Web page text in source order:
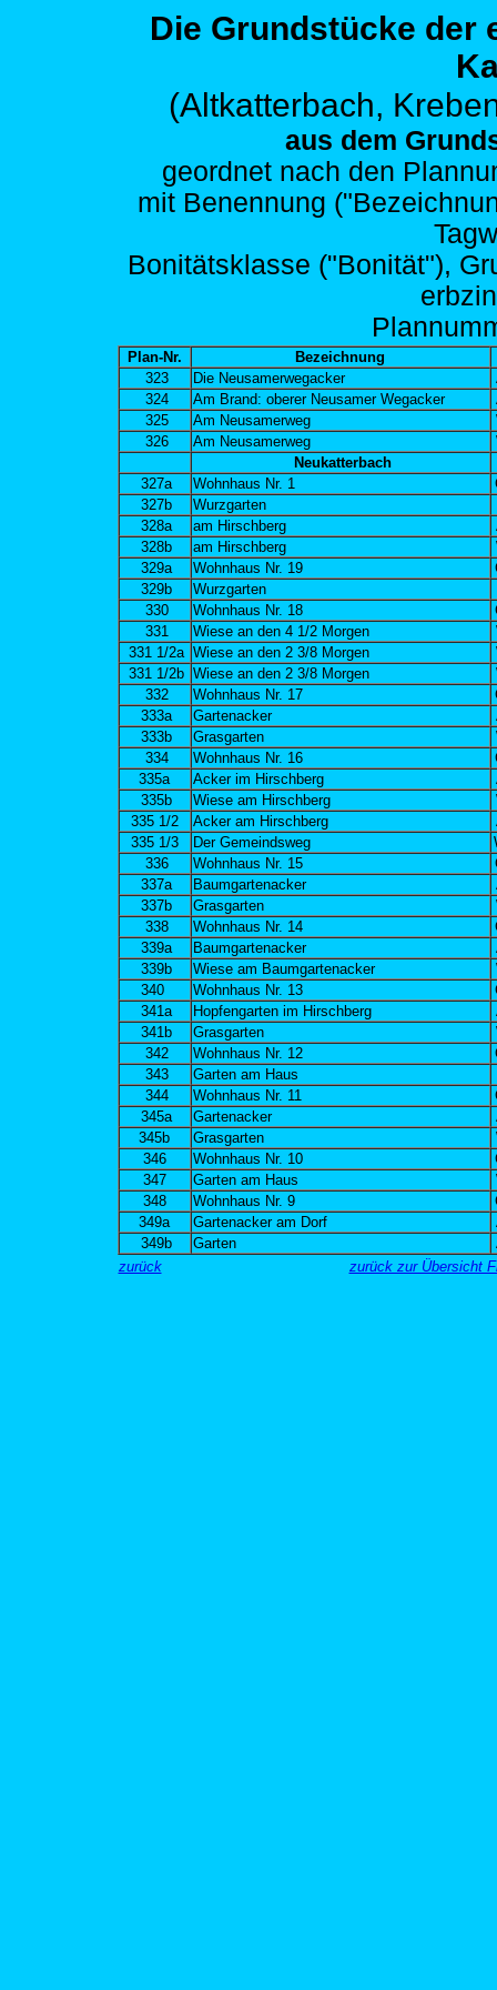
Die Grundstücke der
(Altkatterbach,
aus dem
geordnet nach den
mit Benennung
Bonitätsklasse ("Bonität"),
Plann
Plan-Nr.
Bezeichnung
323
Die Neusamerwegacker
324
Am Brand: oberer Neusamer Wegacker
325
Am Neusamerweg
326
Am Neusamerweg
Neukatterbach
327a
Wohnhaus Nr. 1
327b
Wurzgarten
328a
am Hirschberg
328b
am Hirschberg
329a
Wohnhaus Nr. 19
329b
Wurzgarten
330
Wohnhaus Nr. 18
331
Wiese an den 4 1/2 Morgen
331 1/2a Wiese an den 2 3/8 Morgen
331 1/2b Wiese an den 2 3/8 Morgen
332
Wohnhaus Nr. 17
333a
Gartenacker
333b
Grasgarten
334
Wohnhaus Nr. 16
335a
Acker im Hirschberg
335b
Wiese am Hirschberg
335 1/2
Acker am Hirschberg
335 1/3
Der Gemeindsweg
336
Wohnhaus Nr. 15
337a
Baumgartenacker
337b
Grasgarten
338
Wohnhaus Nr. 14
339a
Baumgartenacker
339b
Wiese am Baumgartenacker
340
Wohnhaus Nr. 13
341a
Hopfengarten im Hirschberg
341b
Grasgarten
342
Wohnhaus Nr. 12
343
Garten am Haus
344
Wohnhaus Nr. 11
345a
Gartenacker
345b
Grasgarten
346
Wohnhaus Nr. 10
347
Garten am Haus
348
Wohnhaus Nr. 9
349a
Gartenacker am Dorf
349b
Garten
zurück
zurück zur Übersicht